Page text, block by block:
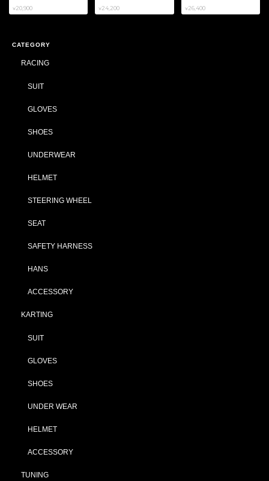
¥20,900 ¥24,200 ¥26,400
CATEGORY
RACING
SUIT
GLOVES
SHOES
UNDERWEAR
HELMET
STEERING WHEEL
SEAT
SAFETY HARNESS
HANS
ACCESSORY
KARTING
SUIT
GLOVES
SHOES
UNDER WEAR
HELMET
ACCESSORY
TUNING